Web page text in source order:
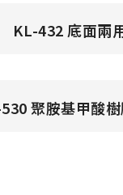
KL-432 底面兩
聚胺基甲酸